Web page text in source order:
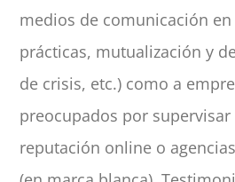
medios de comunicación
prácticas, mutualización y
de crisis, etc.) como a
preocupados por supervisar
reputación online o